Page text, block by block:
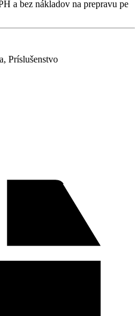
a bez nákladov na prepravu pe
Príslušenstvo